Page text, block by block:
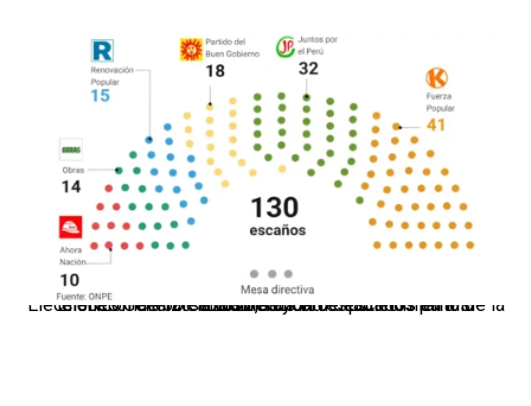
El JNE oficializó la distribución de escaños para la elección de 60 senadores y 130 diputados en las Elecciones Generales 2026, tras el restablecimiento de la Bicameralidad.